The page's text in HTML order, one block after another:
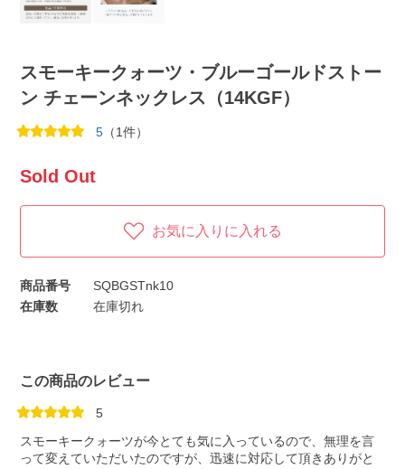
スモーキークォーツ・ブルーゴールドストー
ン チェーンネックレス（14KGF）
5 （1件）
Sold Out
お気に入りに入れる
商品番号
SQBGSTnk10
在庫数
在庫切れ
この商品のレビュー
5
スモーキークォーツが今とても気に入っているので、無理を言
って変えていただいたのですが、迅速に対応して頂きありがと